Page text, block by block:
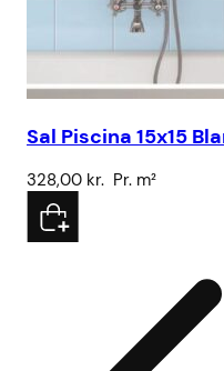
Sal Piscina 15x15
328,00 kr. Pr. m²